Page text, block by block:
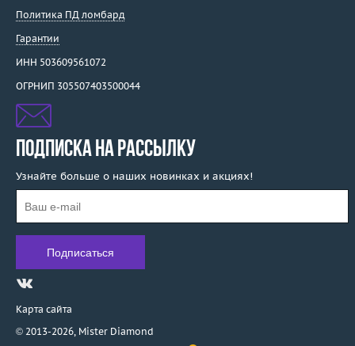
Политика ПД ломбард
Гарантии
ИНН 503609561072
ОГРНИП 305507403500044
ПОДПИСКА НА РАССЫЛКУ
Узнайте больше о наших новинках и акциях!
Карта сайта
© 2013-2026, Mister Diamond